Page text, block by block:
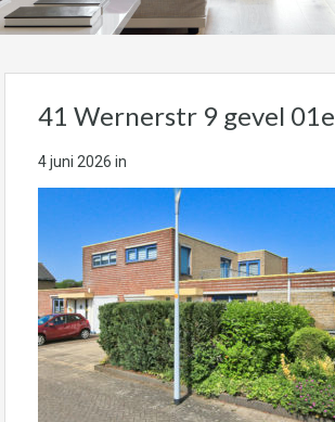
41 Wernerstr 9 gevel 01e
4 juni 2026 in